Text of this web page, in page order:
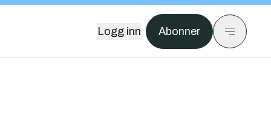
Logg inn Abonner